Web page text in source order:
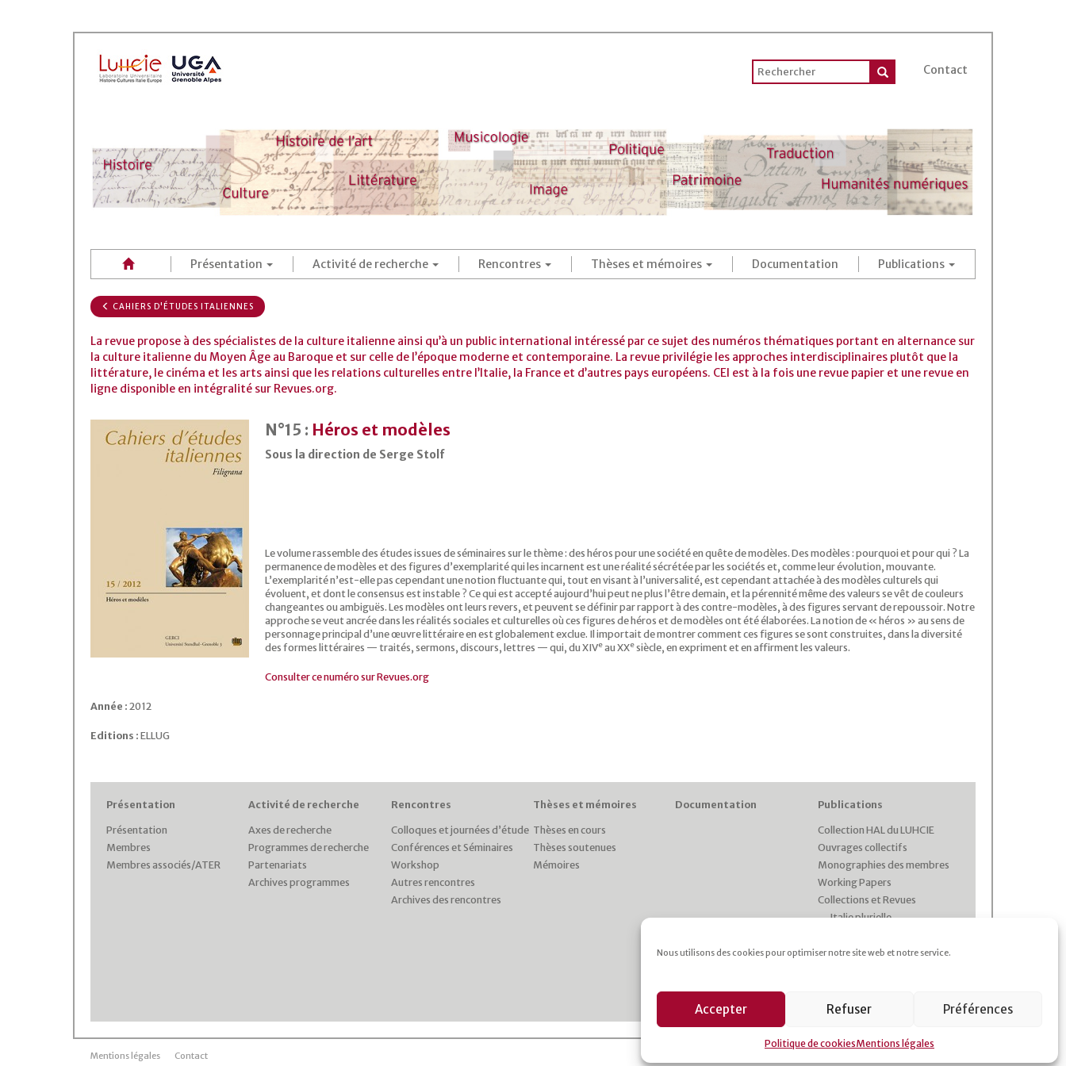
Nous utilisons des cookies pour optimiser notre site web et notre service.
Accepter Refuser Préférences
Politique de cookiesMentions légales
Contact
Présentation Activité de recherche Rencontres Thèses et mémoires Documentation Publications
CAHIERS D'ÉTUDES ITALIENNES
La revue propose à des spécialistes de la culture italienne ainsi qu’à un public international intéressé par ce sujet des numéros thématiques portant en alternance sur
la culture italienne du Moyen Âge au Baroque et sur celle de l’époque moderne et contemporaine. La revue privilégie les approches interdisciplinaires plutôt que la
littérature, le cinéma et les arts ainsi que les relations culturelles entre l’Italie, la France et d’autres pays européens. CEI est à la fois une revue papier et une revue en
ligne disponible en intégralité sur Revues.org.
N°15 : Héros et modèles
Sous la direction de Serge Stolf
Le volume rassemble des études issues de séminaires sur le thème : des héros pour une société en quête de modèles. Des modèles : pourquoi et pour qui ? La
permanence de modèles et des figures d’exemplarité qui les incarnent est une réalité sécrétée par les sociétés et, comme leur évolution, mouvante.
L’exemplarité n’est-elle pas cependant une notion fluctuante qui, tout en visant à l’universalité, est cependant attachée à des modèles culturels qui
évoluent, et dont le consensus est instable ? Ce qui est accepté aujourd’hui peut ne plus l’être demain, et la pérennité même des valeurs se vêt de couleurs
changeantes ou ambiguës. Les modèles ont leurs revers, et peuvent se définir par rapport à des contre-modèles, à des figures servant de repoussoir. Notre
approche se veut ancrée dans les réalités sociales et culturelles où ces figures de héros et de modèles ont été élaborées. La notion de « héros » au sens de
personnage principal d’une œuvre littéraire en est globalement exclue. Il importait de montrer comment ces figures se sont construites, dans la diversité
des formes littéraires — traités, sermons, discours, lettres — qui, du XIVeau XXesiècle, en expriment et en affirment les valeurs.
Consulter ce numéro sur Revues.org
Année : 2012
Editions : ELLUG
Présentation
Présentation
Membres
Membres associés/ATER
Activité de recherche
Axes de recherche
Programmes de recherche
Partenariats
Archives programmes
Rencontres
Colloques et journées d’étude
Conférences et Séminaires
Workshop
Autres rencontres
Archives des rencontres
Thèses et mémoires
Thèses en cours
Thèses soutenues
Mémoires
Documentation Publications
Collection HAL du LUHCIE
Ouvrages collectifs
Monographies des membres
Working Papers
Collections et Revues
Italie plurielle
Les cahiers du CRHIPA
Mentions légales Contact